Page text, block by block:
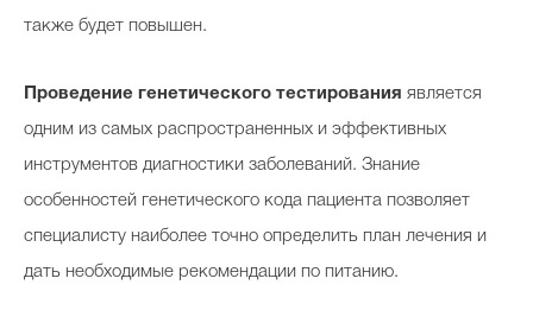
также будет повышен.
Проведение генетического тестирования является
одним из самых распространенных и эффективных
инструментов диагностики заболеваний. Знание
особенностей генетического кода пациента позволяет
специалисту наиболее точно определить план лечения и
дать необходимые рекомендации по питанию.